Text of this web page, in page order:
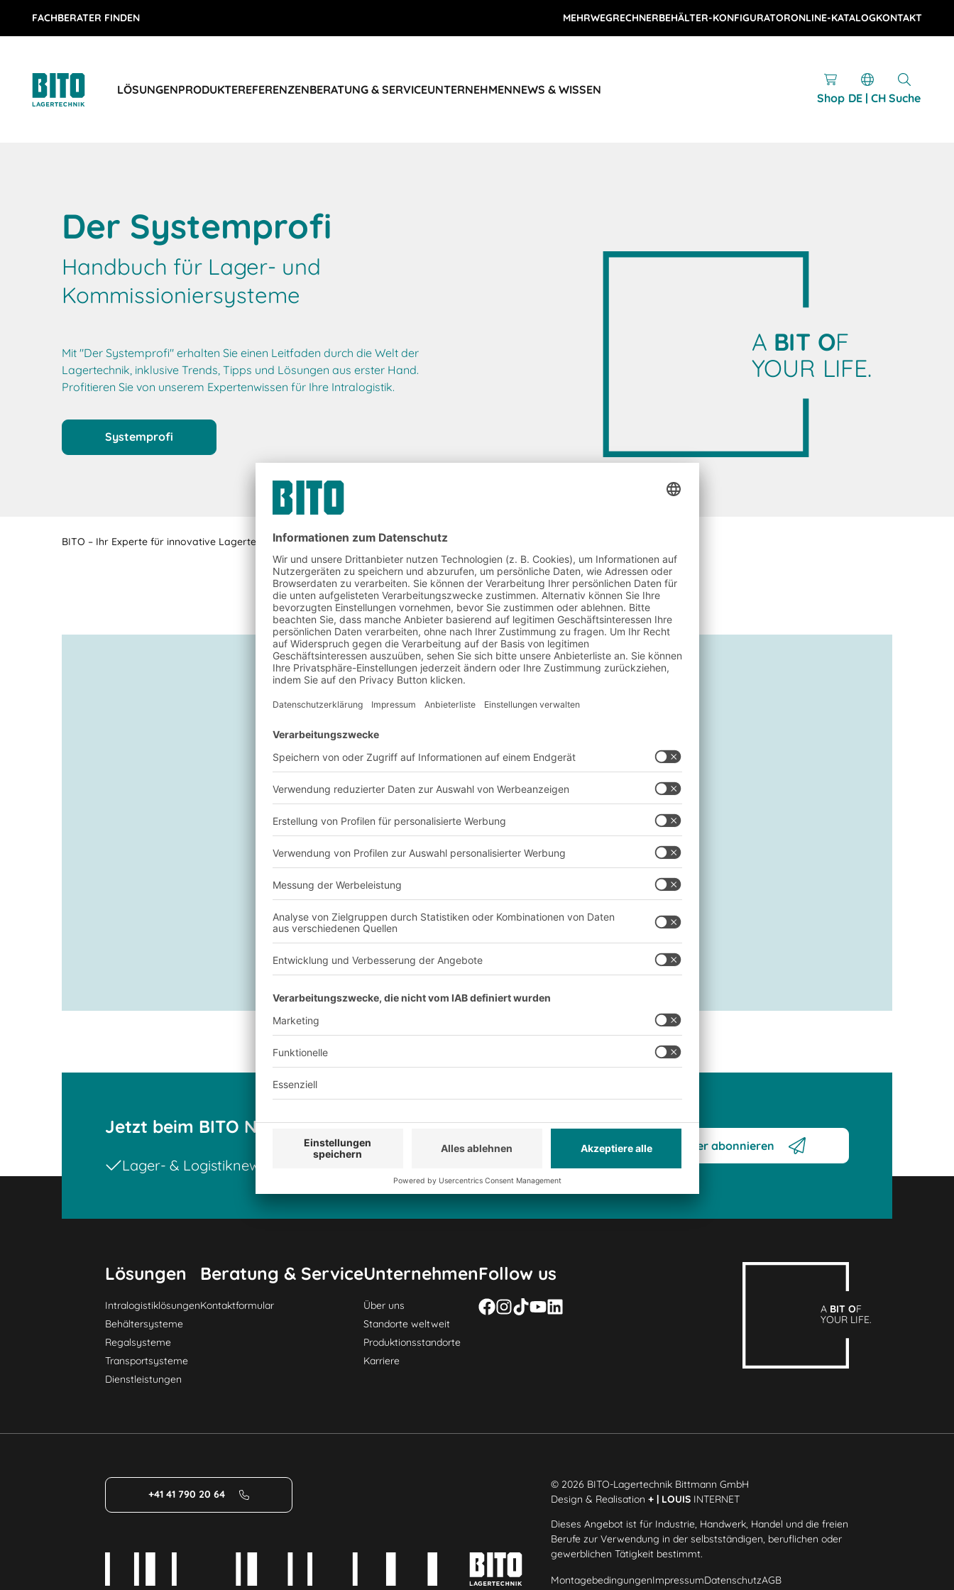
FACHBERATER FINDEN MEHRWEGRECHNERBEHÄLTER-KONFIGURATORONLINE-KATALOGKONTAKT
LÖSUNGENPRODUKTEREFERENZENBERATUNG & SERVICEUNTERNEHMENNEWS & WISSEN
Shop DE | CH Suche
A BIT OF
YOUR LIFE.
Der Systemprofi
Handbuch für Lager- und
Kommissioniersysteme
Mit "Der Systemprofi" erhalten Sie einen Leitfaden durch die Welt der
Lagertechnik, inklusive Trends, Tipps und Lösungen aus erster Hand.
Profitieren Sie von unserem Expertenwissen für Ihre Intralogistik.
Systemprofi
BITO – Ihr Experte für innovative Lagertechnik- und Logistiklösungen Beratung & Service
Jetzt beim BITO Newsletter anmelden:
Lager- & Logistiknews Exklusive Rabatte
Newsletter abonnieren
Lösungen
Intralogistiklösungen
Behältersysteme
Regalsysteme
Transportsysteme
Dienstleistungen
Beratung & Service
Kontaktformular
Unternehmen
Über uns
Standorte weltweit
Produktionsstandorte
Karriere
Follow us
A BIT OF
YOUR LIFE.
+41 41 790 20 64
© 2026 BITO-Lagertechnik Bittmann GmbH
Design & Realisation+ | LOUIS INTERNET
Dieses Angebot ist für Industrie, Handwerk, Handel und die freien
Berufe zur Verwendung in der selbstständigen, beruflichen oder
gewerblichen Tätigkeit bestimmt.
MontagebedingungenImpressumDatenschutzAGB